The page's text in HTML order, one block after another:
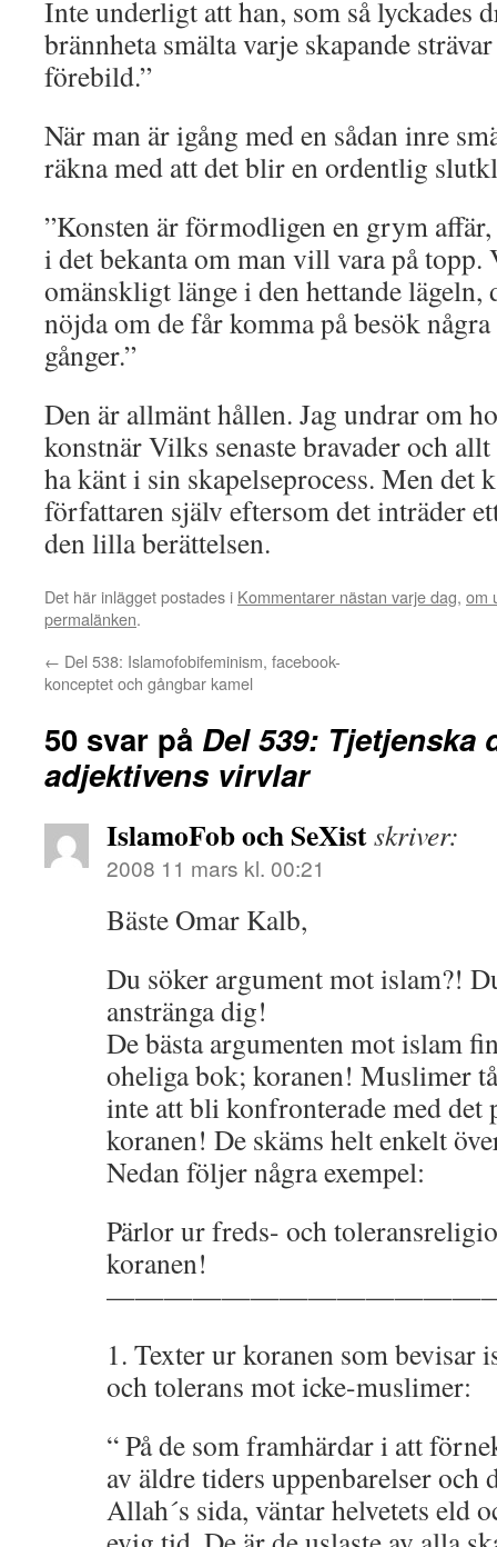
Inte underligt att han, som så lyckades
brännheta smälta varje skapande
förebild.”
När man är igång med en sådan inre
räkna med att det blir en ordentlig
”Konsten är förmodligen en grym
i det bekanta om man vill vara på topp.
omänskligt länge i den hettande lägeln,
nöjda om de får komma på besök
gånger.”
Den är allmänt hållen. Jag undrar om
konstnär Vilks senaste bravader och
ha känt i sin skapelseprocess. Men det
författaren själv eftersom det inträder
den lilla berättelsen.
Det här inlägget postades i Kommentarer nästan varje dag, om
permalänken.
← Del 538: Islamofobifeminism, facebook-
konceptet och gångbar kamel
50 svar på Del 539: Tjetjenska
adjektivens virvlar
IslamoFob och SeXistskriver:
2008 11 mars kl. 00:21
Bäste Omar Kalb,
Du söker argument mot islam?!
anstränga dig!
De bästa argumenten mot islam
oheliga bok; koranen! Muslimer
inte att bli konfronterade med det
koranen! De skäms helt enkelt
Nedan följer några exempel:
Pärlor ur freds- och
koranen!
1. Texter ur koranen som bevisar
och tolerans mot icke-muslimer:
“ På de som framhärdar i att
av äldre tiders uppenbarelser och
Allah´s sida, väntar helvetets eld